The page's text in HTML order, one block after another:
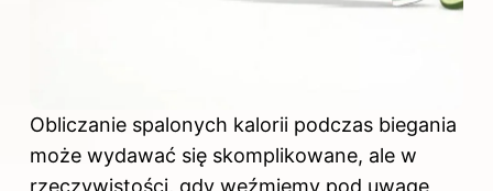
Obliczanie spalonych kalorii podczas biegania
może wydawać się skomplikowane, ale w
rzeczywistości, gdy weźmiemy pod uwagę